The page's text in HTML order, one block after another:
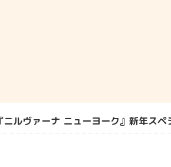
ルヴァーナ ニューヨーク』新年ス